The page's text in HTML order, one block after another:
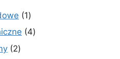
11
produkt
44
22